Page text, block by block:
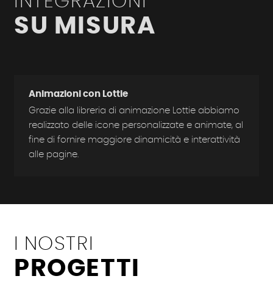
SU MISURA
Animazioni con Lottie
Grazie alla libreria di animazione Lottie abbiamo
realizzato delle icone personalizzate e animate, al
fine di fornire maggiore dinamicità e interattività
alle pagine.
NOSTRI
PROGETTI